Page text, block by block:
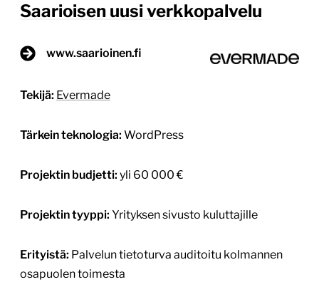
Saarioisen uusi verkkopalvelu
www.saarioinen.fi
Tekijä: Evermade
Tärkein teknologia: WordPress
Projektin budjetti: yli 60 000 €
Projektin tyyppi: Yrityksen sivusto kuluttajille
Erityistä: Palvelun tietoturva auditoitu kolmannen
osapuolen toimesta